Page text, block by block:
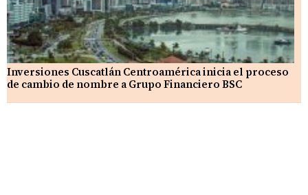
Inversiones Cuscatlán Centroamérica inicia el proceso
de cambio de nombre a Grupo Financiero BSC